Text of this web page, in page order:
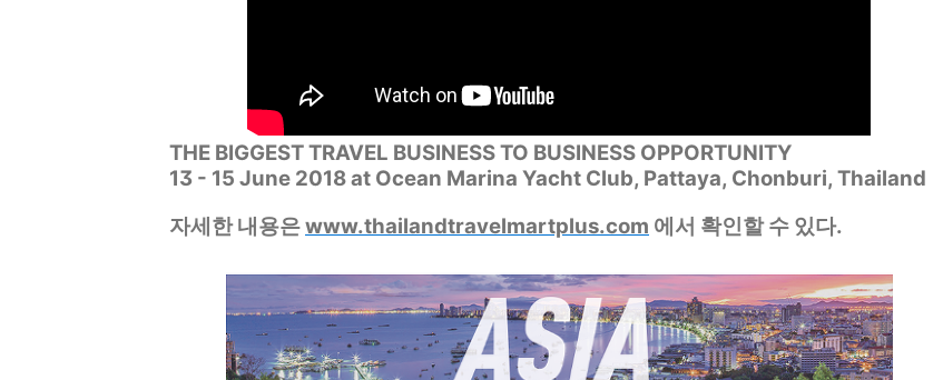
THE BIGGEST TRAVEL BUSINESS TO BUSINESS OPPORTUNITY
13 - 15 June 2018 at Ocean Marina Yacht Club, Pattaya, Chonburi, Thailand
자세한 내용은www.thailandtravelmartplus.com ​ 에서 확인할 수 있다.